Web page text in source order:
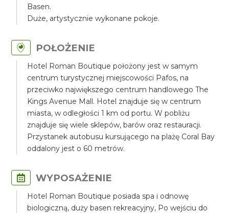
Basen.
Duże, artystycznie wykonane pokoje.
POŁOŻENIE
Hotel Roman Boutique położony jest w samym
centrum turystycznej miejscowości Pafos, na
przeciwko największego centrum handlowego The
Kings Avenue Mall. Hotel znajduje się w centrum
miasta, w odległości 1 km od portu. W pobliżu
znajduje się wiele sklepów, barów oraz restauracji.
Przystanek autobusu kursującego na plażę Coral Bay
oddalony jest o 60 metrów.
WYPOSAŻENIE
Hotel Roman Boutique posiada spa i odnowę
biologiczną, duży basen rekreacyjny, Po wejściu do